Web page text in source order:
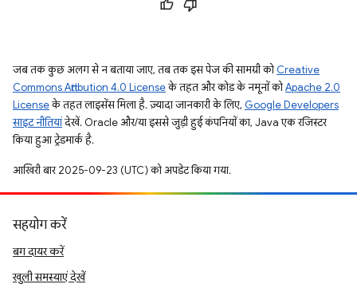
जब तक कुछ अलग से न बताया जाए, तब तक इस पेज की सामग्री कोCreative
Commons Attribution 4.0 Licenseके तहत और कोड के नमूनों कोApache 2.0
Licenseके तहत लाइसेंस मिला है. ज़्यादा जानकारी के लिए, Google Developers
साइट नीतियांदेखें. Oracle और/या इससे जुड़ी हुई कंपनियों का, Java एक रजिस्टर
किया हुआ ट्रेडमार्क है.
आखिरी बार 2025-09-23 (UTC) को अपडेट किया गया.
सहयोग करें
बग दायर करें
खुली समस्याएं देखें